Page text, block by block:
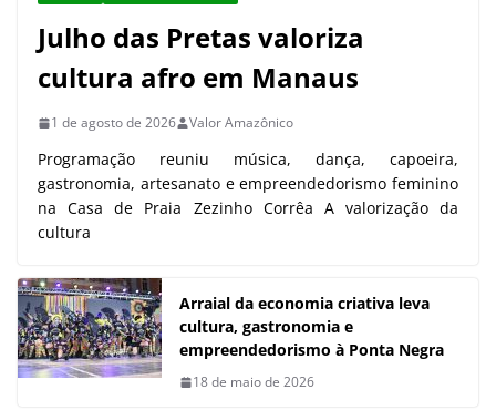
Julho das Pretas valoriza
cultura afro em Manaus
1 de agosto de 2026 Valor Amazônico
Programação reuniu música, dança, capoeira,
gastronomia, artesanato e empreendedorismo feminino
na Casa de Praia Zezinho Corrêa A valorização da
cultura
Arraial da economia criativa leva
cultura, gastronomia e
empreendedorismo à Ponta Negra
18 de maio de 2026